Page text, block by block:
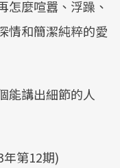
怎麼喧囂、浮躁、
情和簡潔純粹的愛
能講出細節的人
第12期)